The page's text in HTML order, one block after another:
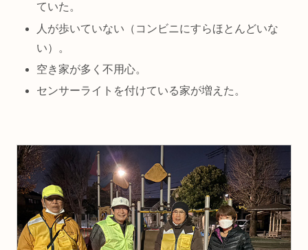
ていた。
人が歩いていない（コンビニにすらほとんどいな
い）。
空き家が多く不用心。
センサーライトを付けている家が増えた。